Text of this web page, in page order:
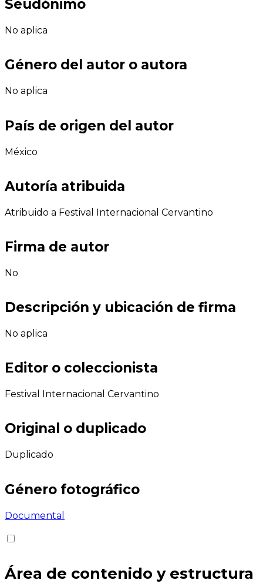
Seudónimo
No aplica
Género del autor o autora
No aplica
País de origen del autor
México
Autoría atribuida
Atribuido a Festival Internacional Cervantino
Firma de autor
No
Descripción y ubicación de firma
No aplica
Editor o coleccionista
Festival Internacional Cervantino
Original o duplicado
Duplicado
Género fotográfico
Documental
Área de contenido y estructura